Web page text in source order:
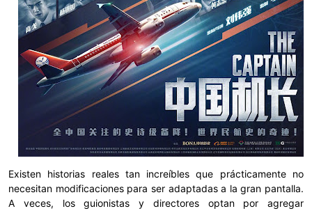
Existen historias reales tan increíbles que prácticamente no
necesitan modificaciones para ser adaptadas a la gran pantalla.
A veces, los guionistas y directores optan por agregar